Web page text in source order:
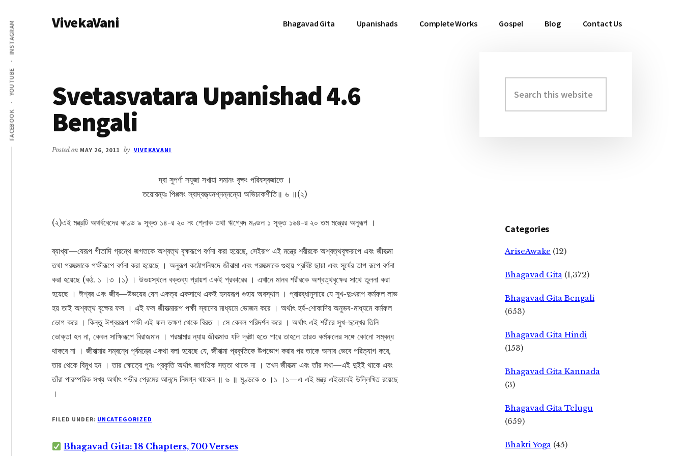
main
content
primary
sidebar
Additional
menu
FACEBOOK
YOUTUBE
INSTAGRAM VivekaVani Bhagavad Gita Upanishads Complete Works Gospel Blog Contact Us
Svetasvatara Upanishad 4.6
Bengali
Posted on MAY 26, 2011 by VIVEKAVANI
দ্বা সুপর্ণা সযুজা সখায়া সমানং বৃক্ষং পরিষস্বজাতে ।
তয়োরন্যঃ পিপ্পলং স্বাদ্বত্ত্যনশ্নন্নন্যো অভিচাকশীতি॥ ৬ ॥(২)
(২)এই মন্ত্রটি অথর্ববেদের কাণ্ড ৯ সূক্ত ১৪-র ২০ নং শ্লোক তথা ঋগ্বেদ মণ্ডল ১ সূক্ত ১৬৪-র ২০ তম মন্ত্রের অনুরূপ ।
ব্যাখ্যা—যেরূপ গীতাদি গ্রন্থে জগতকে অশ্বত্থ বৃক্ষরূপে বর্ণনা করা হয়েছে, সেইরূপ এই মন্ত্রে শরীরকে অশ্বত্থবৃক্ষরূপে এবং জীবাত্মা
তথা পরমাত্মাকে পক্ষীরূপে বর্ণনা করা হয়েছে । অনুরূপ কঠোপনিষদে জীবাত্মা এবং পরমাত্মাকে গুহায় প্রবিষ্ট ছায়া এবং সূর্যের তাপ রূপে বর্ণনা
করা হয়েছে (কঠ. ১ ।৩ ।১) । উভয়স্থলে বক্তব্য প্রায়শ একই প্রকারের । এখানে মানব শরীরকে অশ্বত্থবৃক্ষের সাথে তুলনা করা
হয়েছে । ঈশ্বর এবং জীব—উভয়ের যেন একত্র একসাথে একই হৃদয়রূপ গুহায় অবস্থান । প্রারব্ধানুসারে যে সুখ-দুঃখরূপ কর্মফল লাভ
হয় তাই অশ্বত্থ বৃক্ষের ফল । এই ফল জীবাত্মারূপ পক্ষী স্বাদের মাধ্যমে ভোজন করে । অর্থাৎ হর্ষ-শোকাদির অনুভব-মাধ্যমে কর্মফল
ভোগ করে । কিন্তু ঈশ্বররূপ পক্ষী এই ফল ভক্ষণ থেকে বিরত । সে কেবল পরিদর্শন করে । অর্থাৎ এই শরীরে সুখ-দুন্খের তিনি
ভোক্তা হন না, কেবল সাক্ষিরূপে বিরাজমান । পরমাত্মার ন্যায় জীবাত্মাও যদি দ্রষ্টা হতে পারে তাহলে তারও কর্মফলের সঙ্গে কোনো সম্বন্ধ
থাকবে না । জীবাত্মার সম্বন্ধে পূর্বমন্ত্রে একথা বলা হয়েছে যে, জীবাত্মা প্রকৃতিকে উপভোগ করার পর তাকে অসার ভেবে পরিত্যাগ করে,
তার থেকে বিমুখ হন । তার ক্ষেত্রে পুনঃ প্রকৃতি অর্থাৎ জাগতিক সত্তা থাকে না । তখন জীবাত্মা এবং তাঁর সখা—এই দুইই থাকে এবং
তাঁরা পারস্পরিক সখ্য অর্থাৎ গভীর প্রেমের আনন্দে নিমগ্ন থাকেন ॥ ৬ ॥ মুণ্ডকে ৩ ।১ ।১—এ এই মন্ত্র এইভাবেই উল্লিখিত রয়েছে
।
FILED UNDER: UNCATEGORIZED
Bhagavad Gita: 18 Chapters, 700 Verses
Primary
Sidebar
this
website
Categories
AriseAwake (12)
Bhagavad Gita (1,372)
Bhagavad Gita Bengali
(653)
Bhagavad Gita Hindi
(153)
Bhagavad Gita Kannada
(3)
Bhagavad Gita Telugu
(659)
Bhakti Yoga (45)